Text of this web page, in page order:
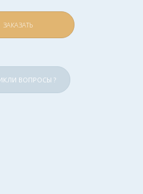
ЗАКАЗАТЬ
ВОПРОСЫ ?